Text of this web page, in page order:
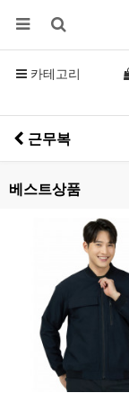
카테고리
근무복
베스트상품